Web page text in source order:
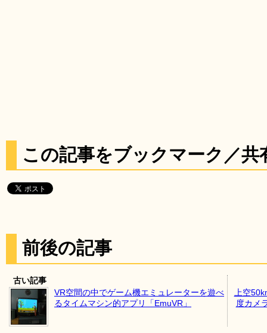
この記事をブックマーク／共
前後の記事
古い記事
VR空間の中でゲーム機エミュレーターを遊べ
るタイムマシン的アプリ「EmuVR」
上空
度カメ